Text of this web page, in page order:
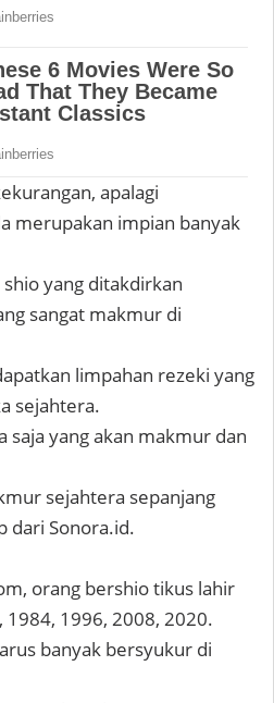
apalagi
merupakan impian banyak
yang ditakdirkan
sangat makmur di
limpahan rezeki yang
sejahtera.
saja yang akan makmur dan
sejahtera sepanjang
dari Sonora.id.
orang bershio tikus lahir
1996, 2008, 2020.
banyak bersyukur di